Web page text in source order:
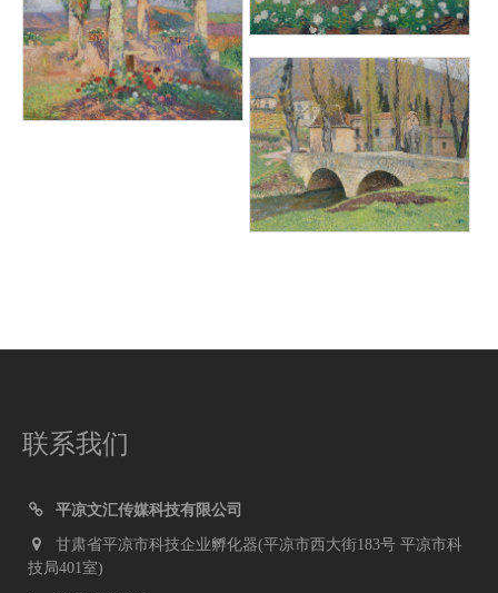
联系我们
平凉文汇传媒科技有限公司
甘肃省平凉市科技企业孵化器(平凉市西大街183号 平凉市科
技局401室)